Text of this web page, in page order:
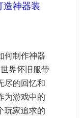
造神器装
何制作神器
界怀旧服带
尽的回忆和
为游戏中的
玩家追求的